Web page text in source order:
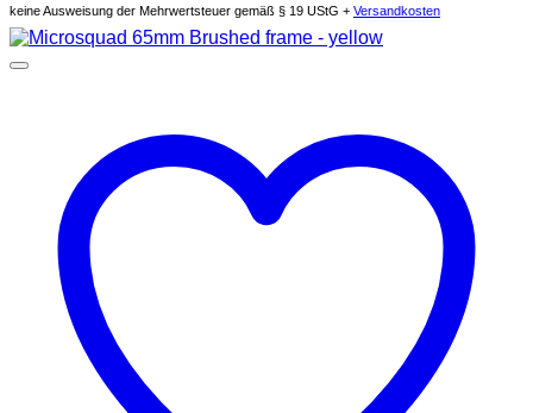
keine Ausweisung der Mehrwertsteuer gemäß § 19 UStG + Versandkosten